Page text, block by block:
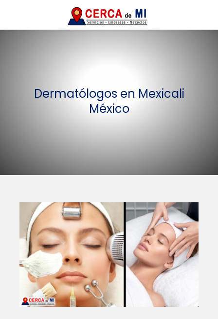
Dermatólogos en Mexicali
México